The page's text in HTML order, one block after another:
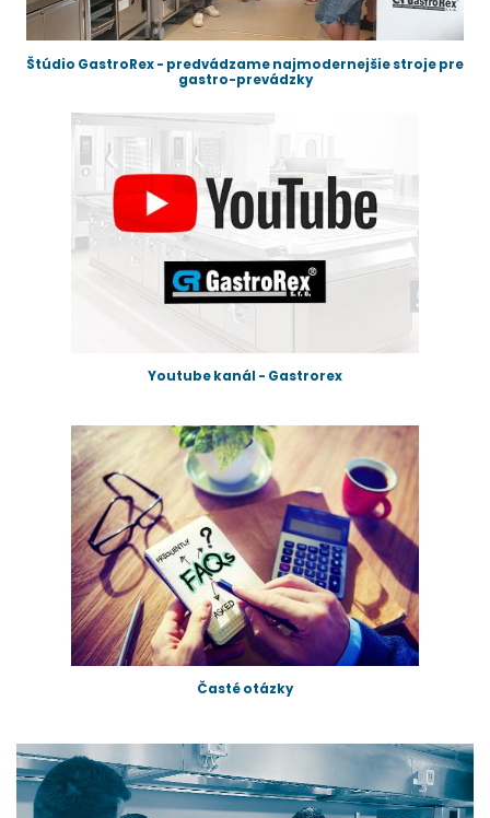
Štúdio GastroRex - predvádzame najmodernejšie stroje pre
gastro-prevádzky
Youtube kanál - Gastrorex
Časté otázky